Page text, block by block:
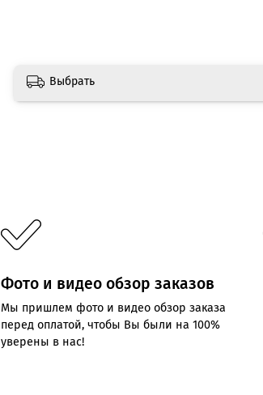
Выбрать
Фото и видео обзор заказов
Мы пришлем фото и видео обзор заказа
перед оплатой, чтобы Вы были на 100%
уверены в нас!